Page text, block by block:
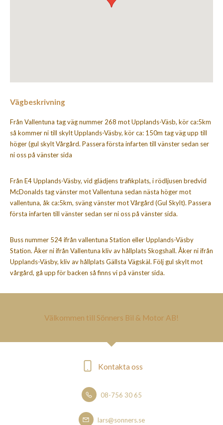
Vägbeskrivning
Från Vallentuna tag väg nummer 268 mot Upplands-Väsb, kör ca:5km
så kommer ni till skylt Upplands-Väsby, kör ca: 150m tag väg upp till
höger (gul skylt Vårgård. Passera första infarten till vänster sedan ser
ni oss på vänster sida
Från E4 Upplands-Väsby, vid glädjens trafikplats, i rödljusen bredvid
McDonalds tag vänster mot Vallentuna sedan nästa höger mot
vallentuna, åk ca:5km, sväng vänster mot Vårgård (Gul Skylt). Passera
första infarten till vänster sedan ser ni oss på vänster sida.
Buss nummer 524 ifrån vallentuna Station eller Upplands-Väsby
Station. Åker ni ifrån Vallentuna kliv av hållplats Skogshall. Åker ni ifrån
Upplands-Väsby, kliv av hållplats Gällsta Vägskäl. Följ gul skylt mot
vårgård, gå upp för backen så finns vi på vänster sida.
Välkommen till Sönners Bil & Motor AB!
Kontakta oss
08-756 30 65
lars@sonners.se